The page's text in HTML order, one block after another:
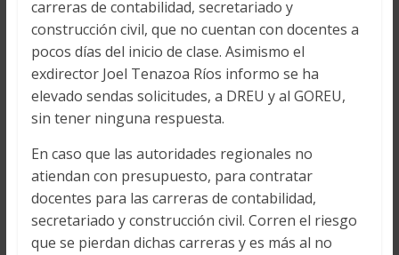
carreras de contabilidad, secretariado y
construcción civil, que no cuentan con docentes a
pocos días del inicio de clase. Asimismo el
exdirector Joel Tenazoa Ríos informo se ha
elevado sendas solicitudes, a DREU y al GOREU,
sin tener ninguna respuesta.
En caso que las autoridades regionales no
atiendan con presupuesto, para contratar
docentes para las carreras de contabilidad,
secretariado y construcción civil. Corren el riesgo
que se pierdan dichas carreras y es más al no